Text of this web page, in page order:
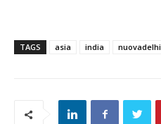
TAGS asia india nuovadelhi